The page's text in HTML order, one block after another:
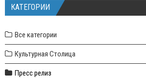
КАТЕГОРИИ
Все категории
Культурная Столица
Пресс релиз